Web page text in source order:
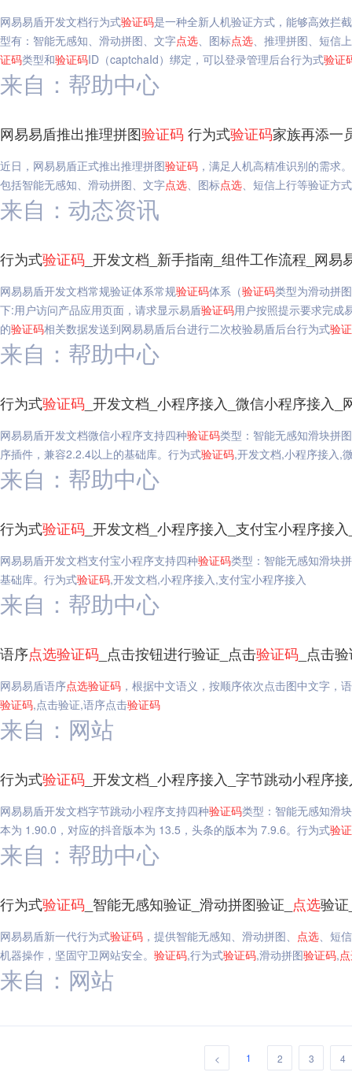
网易易盾开发文档行为式验证码是一种全新人机验证方式，能够高效拦
型有：智能无感知、滑动拼图、文字点选、图标点选、推理拼图、短信
证码类型和验证码ID（captchaId）绑定，可以登录管理后台行为式验证
来自：帮助中心
网易易盾推出推理拼图验证码 行为式验证码家族再添一
近日，网易易盾正式推出推理拼图验证码 ，满足人机高精准识别的需求
包括智能无感知、滑动拼图、文字点选、图标点选、短信上行等验证方
来自：动态资讯
行为式验证码 _开发文档_新手指南_组件工作流程_网易
网易易盾开发文档常规验证体系常规验证码体系（验证码类型为滑动拼
下:用户访问产品应用页面，请求显示易盾验证码用户按照提示要求完成
的验证码相关数据发送到网易易盾后台进行二次校验易盾后台行为式验
来自：帮助中心
行为式验证码 _开发文档_小程序接入_微信小程序接入_
网易易盾开发文档微信小程序支持四种验证码类型：智能无感知滑块拼
序插件，兼容2.2.4以上的基础库。行为式验证码,开发文档,小程序接入,
来自：帮助中心
行为式验证码 _开发文档_小程序接入_支付宝小程序接
网易易盾开发文档支付宝小程序支持四种验证码类型：智能无感知滑块
基础库。行为式验证码,开发文档,小程序接入,支付宝小程序接入
来自：帮助中心
语序点选验证码 _点击按钮进行验证_点击验证码 _点击
网易易盾语序点选验证码 ，根据中文语义，按顺序依次点击图中文字，
验证码,点击验证,语序点击验证码
来自：网站
行为式验证码 _开发文档_小程序接入_字节跳动小程序
网易易盾开发文档字节跳动小程序支持四种验证码类型：智能无感知滑
本为 1.90.0，对应的抖音版本为 13.5，头条的版本为 7.9.6。行为式验
来自：帮助中心
行为式验证码 _智能无感知验证_滑动拼图验证_ 点选验
网易易盾新一代行为式验证码 ，提供智能无感知、滑动拼图、 点选、短
机器操作，坚固守卫网站安全。 验证码,行为式验证码,滑动拼图验证码,
来自：网站
< 1 2 3 4